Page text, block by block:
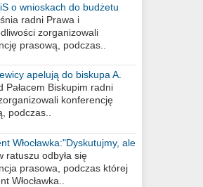
o wnioskach do budżetu
2021 rok
radni Prawa i
zorganizowali
prasową, podczas..
apelują do biskupa A.
Meringa
Pałacem Biskupim radni
konferencję
podczas..
Włocławka:"Dyskutujmy, ale
się”
ratuszu odbyła się
prasowa, podczas której
Włocławka..